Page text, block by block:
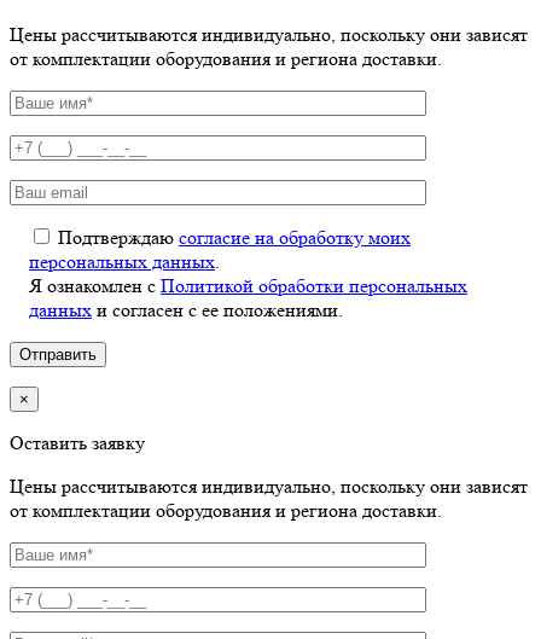
Цены рассчитываются индивидуально, поскольку они зависят
от комплектации оборудования и региона доставки.
Подтверждаю согласие на обработку моих
персональных данных
Я ознакомлен с Политикой обработки персональных
данных и согласен с ее положениями.
×
Оставить заявку
Цены рассчитываются индивидуально, поскольку они зависят
от комплектации оборудования и региона доставки.